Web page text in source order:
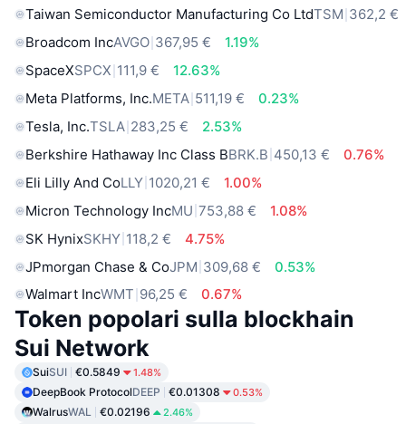
Taiwan Semiconductor Manufacturing Co LtdTSM 362,2 €
Broadcom IncAVGO 367,95 €
1.19%
SpaceXSPCX 111,9 €
12.63%
Meta Platforms, Inc.META 511,19 €
0.23%
Tesla, Inc.TSLA 283,25 €
2.53%
Berkshire Hathaway Inc Class BBRK.B 450,13 €
0.76%
Eli Lilly And CoLLY 1020,21 €
1.00%
Micron Technology IncMU 753,88 €
1.08%
SK HynixSKHY 118,2 €
4.75%
JPmorgan Chase & CoJPM 309,68 €
0.53%
Walmart IncWMT 96,25 € 0.67%
Token popolari sulla blockhain
Sui Network
SuiSUI €0.5849 1.48%
DeepBook ProtocolDEEP €0.01308 0.53%
WalrusWAL €0.02196 2.46%